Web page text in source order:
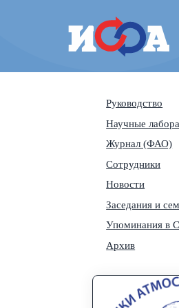
Руководство
Научные
Журнал (ФАО)
Сотрудники
Новости
Заседания и
Упоминания в
Архив